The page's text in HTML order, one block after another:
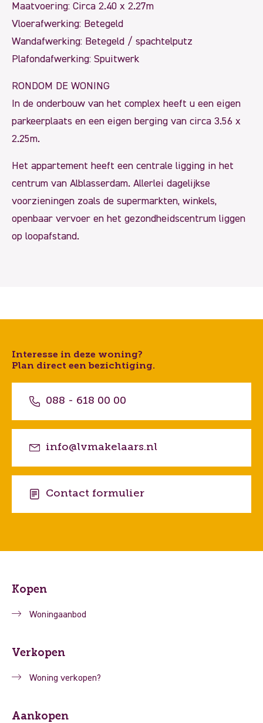
Maatvoering: Circa 2.40 x 2.27m
Vloerafwerking: Betegeld
Wandafwerking: Betegeld / spachtelputz
Plafondafwerking: Spuitwerk
RONDOM DE WONING
In de onderbouw van het complex heeft u een eigen
parkeerplaats en een eigen berging van circa 3.56 x
2.25m.
Het appartement heeft een centrale ligging in het
centrum van Alblasserdam. Allerlei dagelijkse
voorzieningen zoals de supermarkten, winkels,
openbaar vervoer en het gezondheidscentrum liggen
op loopafstand.
Interesse in deze woning?
Plan direct een bezichtiging.
088 - 618 00 00
info@lvmakelaars.nl
Contact formulier
Kopen
Woningaanbod
Verkopen
Woning verkopen?
Aankopen